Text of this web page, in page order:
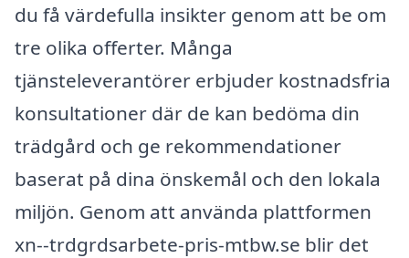
du få värdefulla insikter genom att be om
tre olika offerter. Många
tjänsteleverantörer erbjuder kostnadsfria
konsultationer där de kan bedöma din
trädgård och ge rekommendationer
baserat på dina önskemål och den lokala
miljön. Genom att använda plattformen
xn--trdgrdsarbete-pris-mtbw.se blir det